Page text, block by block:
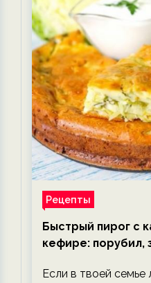
Рецепты
Быстрый пирог с
кефире: порубил,
Если в твоей семье